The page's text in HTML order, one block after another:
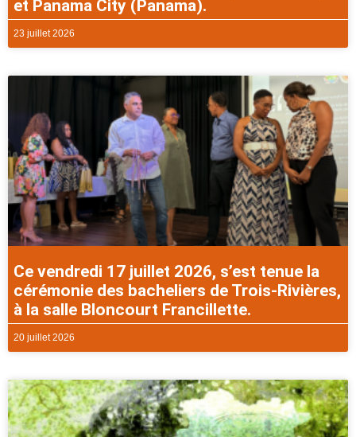
et Panama City (Panama).
23 juillet 2026
Ce vendredi 17 juillet 2026, s’est tenue la
cérémonie des bacheliers de Trois-Rivières,
à la salle Bloncourt Francillette.
20 juillet 2026